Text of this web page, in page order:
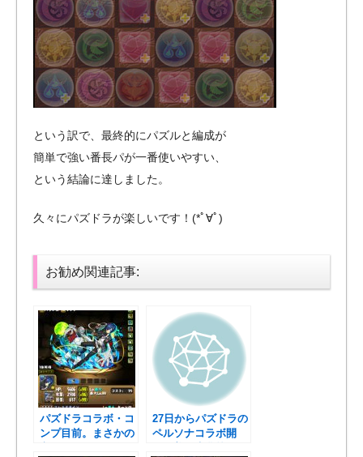
という訳で、最終的にパズルと編成が
簡単で強い番長パが一番使いやすい、
という結論に達しました。
久々にパズドラが楽しいです！(*ﾟ∀ﾟ)
お勧め関連記事:
パズドラコラボ・コ
ンプ目前。まさかの
27日からパズドラの
ペルソナコラボ開